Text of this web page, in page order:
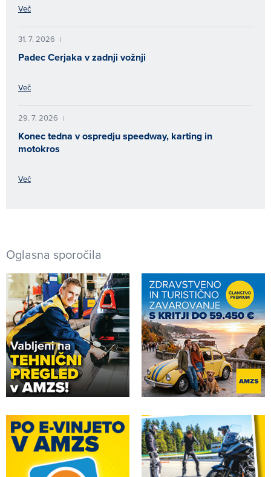
Več
31. 7. 2026 |
Padec Cerjaka v zadnji vožnji
Več
29. 7. 2026 |
Konec tedna v ospredju speedway, karting in
motokros
Več
Oglasna sporočila